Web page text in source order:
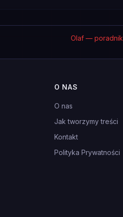
Olaf — poradnik
O NAS
O nas
Jak tworzymy treści
Kontakt
Polityka Prywatności